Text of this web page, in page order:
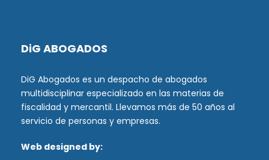
DiG ABOGADOS
DiG Abogados es un despacho de abogados
multidisciplinar especializado en las materias de
fiscalidad y mercantil. Llevamos más de 50 años al
servicio de personas y empresas.
Web designed by: